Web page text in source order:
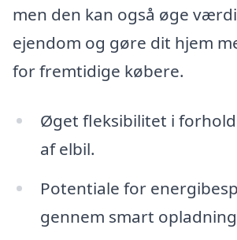
men den kan også øge
ejendom og gøre dit hjem
for fremtidige købere.
Øget fleksibilitet i
af elbil.
Potentiale for
gennem smart